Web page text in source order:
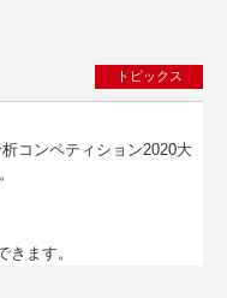
トピックス
コンペティション2020大
きます。